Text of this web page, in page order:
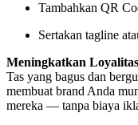
Tambahkan QR
Sertakan tagline
Meningkatkan
Tas yang bagus dan
membuat brand Anda
mereka — tanpa biaya